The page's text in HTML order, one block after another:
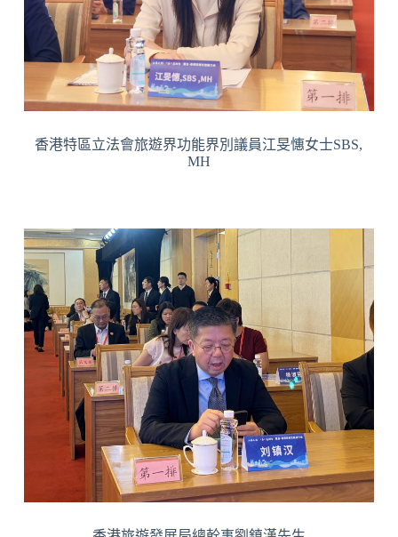
香港特區立法會旅遊界功能界別議員江旻憓女士SBS,
MH